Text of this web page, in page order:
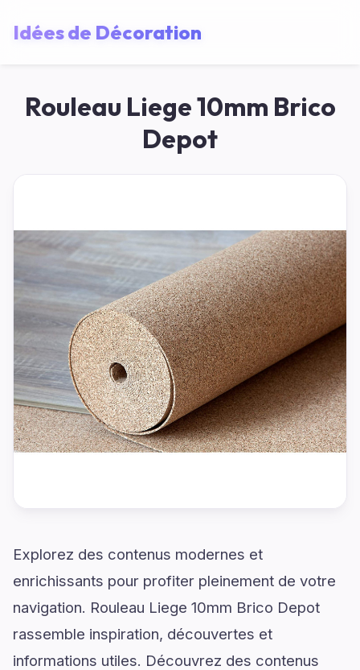
Idées de Décoration
Rouleau Liege 10mm Brico
Depot
Explorez des contenus modernes et
enrichissants pour profiter pleinement de votre
navigation. Rouleau Liege 10mm Brico Depot
rassemble inspiration, découvertes et
informations utiles. Découvrez des contenus